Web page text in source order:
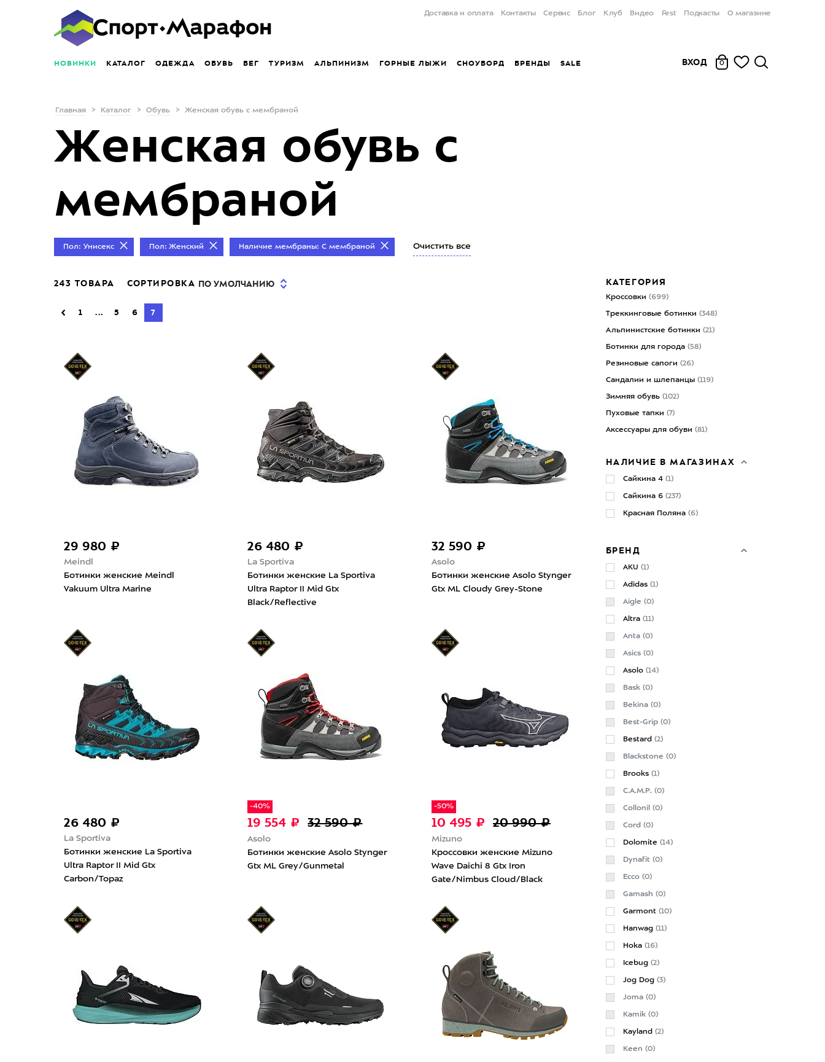
Доставка и оплата Контакты Сервис Блог Клуб Видео Fest Подкасты О магазине
НОВИНКИ КАТАЛОГ ОДЕЖДА ОБУВЬ БЕГ ТУРИЗМ АЛЬПИНИЗМ ГОРНЫЕ ЛЫЖИ СНОУБОРД БРЕНДЫ SALE ВХОД 0
Главная Каталог Обувь Женская обувь с мембраной
Женская обувь с
мембраной
Пол: Унисекс Пол: Женский Наличие мембраны: С мембраной Очистить все
243 ТОВАРА СОРТИРОВКА ПО УМОЛЧАНИЮ
1 ... 5 6 7
29 980 ₽
Meindl
Ботинки женские Meindl
Vakuum Ultra Marine
26 480 ₽
La Sportiva
Ботинки женские La Sportiva
Ultra Raptor II Mid Gtx
Black/Reflective
32 590 ₽
Asolo
Ботинки женские Asolo Stynger
Gtx ML Cloudy Grey-Stone
26 480 ₽
La Sportiva
Ботинки женские La Sportiva
Ultra Raptor II Mid Gtx
Carbon/Topaz
-40%
19 554 ₽32 590 ₽
Asolo
Ботинки женские Asolo Stynger
Gtx ML Grey/Gunmetal
-50%
10 495 ₽ 20 990 ₽
Mizuno
Кроссовки женские Mizuno
Wave Daichi 8 Gtx Iron
Gate/Nimbus Cloud/Black
КАТЕГОРИЯ
Кроссовки (699)
Треккинговые ботинки (348)
Альпинистские ботинки (21)
Ботинки для города (58)
Резиновые сапоги (26)
Сандалии и шлепанцы (119)
Зимняя обувь (102)
Пуховые тапки (7)
Аксессуары для обуви (81)
НАЛИЧИЕ В МАГАЗИНАХ
Сайкина 4 (1)
Сайкина 6 (237)
Красная Поляна (6)
БРЕНД
AKU (1)
Adidas (1)
Aigle (0)
Altra (11)
Anta (0)
Asics (0)
Asolo (14)
Bask (0)
Bekina (0)
Best-Grip (0)
Bestard (2)
Blackstone (0)
Brooks (1)
C.A.M.P. (0)
Collonil (0)
Cord (0)
Dolomite (14)
Dynafit (0)
Ecco (0)
Gamash (0)
Garmont (10)
Hanwag (11)
Hoka (16)
Icebug (2)
Jog Dog (3)
Joma (0)
Kamik (0)
Kayland (2)
Keen (0)